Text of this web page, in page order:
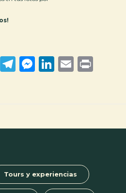
W T
a
M
g
Li
n
E
Tours y experiencias